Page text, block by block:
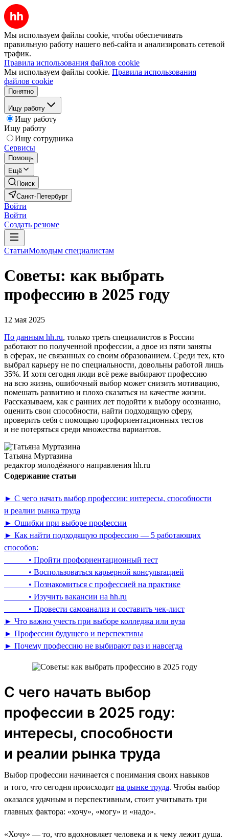
Мы используем файлы cookie, чтобы обеспечивать
правильную работу нашего веб-сайта и анализировать сетевой
трафик.
Правила использования файлов cookie
Мы используем файлы cookie. Правила использования
файлов cookie
Понятно
Ищу работу
Ищу работу
Ищу работу
Ищу сотрудника
Сервисы
Помощь
Ещё
Поиск
Санкт-Петербург
Войти
Войти
Создать резюме
СтатьиМолодым специалистам
Советы: как выбрать
профессию в 2025 году
12 мая 2025
По данным hh.ru, только треть специалистов в России
работают по полученной профессии, а двое из пяти заняты
в сферах, не связанных со своим образованием. Среди тех, кто
выбрал карьеру не по специальности, довольны работой лишь
35%. И хотя сегодня люди всё реже выбирают профессию
на всю жизнь, ошибочный выбор может снизить мотивацию,
помешать развитию и плохо сказаться на качестве жизни.
Рассказываем, как с ранних лет подойти к выбору осознанно,
оценить свои способности, найти подходящую сферу,
проверить себя с помощью профориентационных тестов
и не потеряться среди множества вариантов.
Татьяна Муртазина
редактор молодёжного направления hh.ru
Содержание статьи
► С чего начать выбор профессии: интересы, способности
и реалии рынка труда
► Ошибки при выборе профессии
► Как найти подходящую профессию — 5 работающих
способов:
• Пройти профориентационный тест
• Воспользоваться карьерной консультацией
• Познакомиться с профессией на практике
• Изучить вакансии на hh.ru
• Провести самоанализ и составить чек-лист
► Что важно учесть при выборе колледжа или вуза
► Профессии будущего и перспективы
► Почему профессию не выбирают раз и навсегда
С чего начать выбор
профессии в 2025 году:
интересы, способности
и реалии рынка труда
Выбор профессии начинается с понимания своих навыков
и того, что сегодня происходит на рынке труда. Чтобы выбор
оказался удачным и перспективным, стоит учитывать три
главных фактора: «хочу», «могу» и «надо».
«Хочу» — то, что вдохновляет человека и к чему лежит душа.